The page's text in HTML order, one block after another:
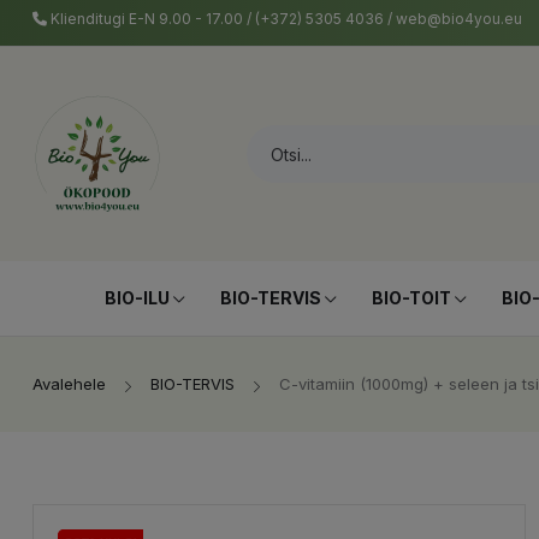
Klienditugi E-N 9.00 - 17.00 / (+372) 5305 4036 / web@bio4you.eu
BIO-ILU BIO-TERVIS BIO-TOIT
Avalehele BIO-TERVIS C-vitamiin (1000mg) + seleen ja